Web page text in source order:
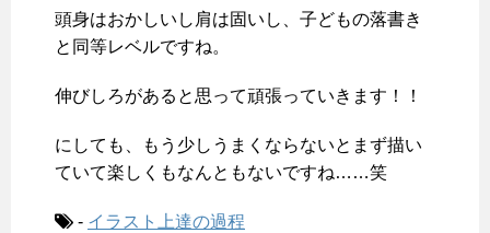
頭身はおかしいし肩は固いし、子どもの落書き
と同等レベルですね。
伸びしろがあると思って頑張っていきます！！
にしても、もう少しうまくならないとまず描い
ていて楽しくもなんともないですね……笑
- イラスト上達の過程